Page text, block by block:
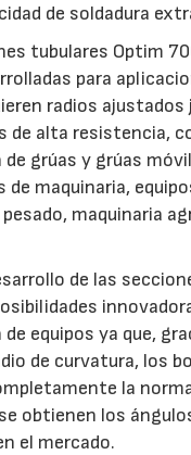
de soldadura
tubulares Optim
para
radios
de alta resistencia,
grúas y grúas
maquinaria,
maquinaria
de las
equipos ya que,
de curvatura, los
la
obtienen los
el mercado.